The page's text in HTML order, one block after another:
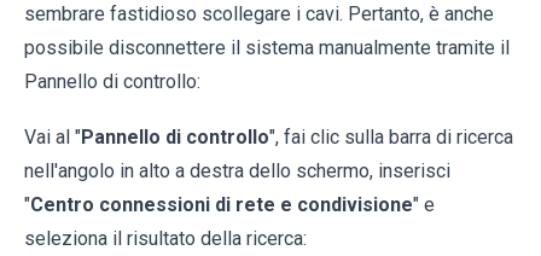
sembrare fastidioso scollegare i cavi. Pertanto, è anche
possibile disconnettere il sistema manualmente tramite il
Pannello di controllo:
Vai al "Pannello di controllo", fai clic sulla barra di ricerca
nell'angolo in alto a destra dello schermo, inserisci
"Centro connessioni di rete e condivisione" e
seleziona il risultato della ricerca: